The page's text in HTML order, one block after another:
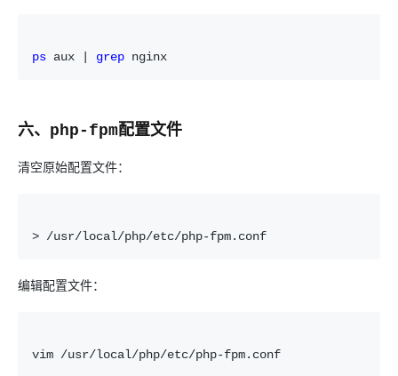
ps aux | grep nginx
六、php-fpm配置文件
清空原始配置文件：
> /usr/local/php/etc/php-fpm.conf
编辑配置文件：
vim /usr/local/php/etc/php-fpm.conf